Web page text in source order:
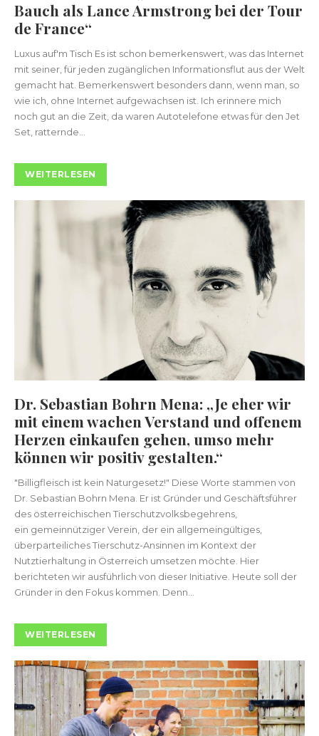
Bauch als Lance Armstrong bei der Tour
de France“
Luxus auf'm Tisch Es ist schon bemerkenswert, was das Internet
mit seiner, für jeden zugänglichen Informationsflut aus der Welt
gemacht hat. Bemerkenswert besonders dann, wenn man, so
wie ich, ohne Internet aufgewachsen ist. Ich erinnere mich
noch gut an die Zeit, da waren Autotelefone etwas für den Jet
Set, ratternde...
WEITERLESEN
Dr. Sebastian Bohrn Mena: „Je eher wir
mit einem wachen Verstand und offenem
Herzen einkaufen gehen, umso mehr
können wir positiv gestalten.“
"Billigfleisch ist kein Naturgesetz!" Diese Worte stammen von
Dr. Sebastian Bohrn Mena. Er ist Gründer und Geschäftsführer
des österreichischen Tierschutzvolksbegehrens,
ein gemeinnütziger Verein, der ein allgemeingültiges,
überparteiliches Tierschutz-Ansinnen im Kontext der
Nutztierhaltung in Österreich umsetzen möchte. Hier
berichteten wir ausführlich von dieser Initiative. Heute soll der
Gründer in den Fokus kommen. Denn...
WEITERLESEN